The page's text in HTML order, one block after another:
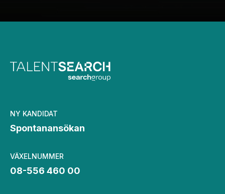
NY KANDIDAT
Spontanansökan
VÄXELNUMMER
08-556 460 00